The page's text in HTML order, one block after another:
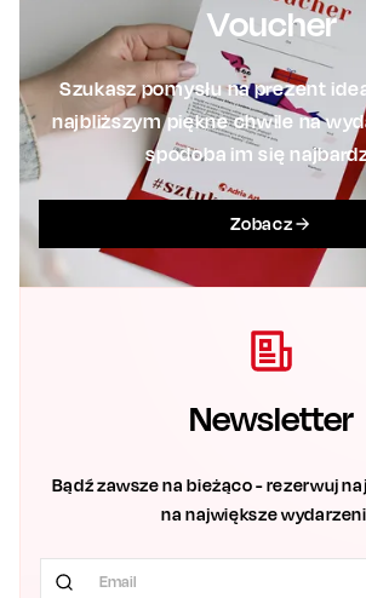
Voucher
Szukasz pomysłu na prezent
najbliższym piękne chwile na
spodoba im się
Zobacz
Newsletter
Bądź zawsze na bieżąco - rezerwuj
na największe